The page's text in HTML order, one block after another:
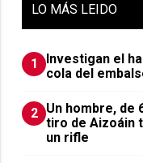
LO MÁS LEIDO
1
Investigan el
cola del
2 Un hombre, de
tiro de Aizoáin
un rifle